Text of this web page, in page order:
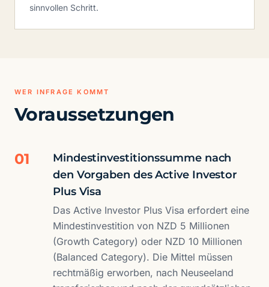
sinnvollen Schritt.
WER INFRAGE KOMMT
Voraussetzungen
01
Mindestinvestitionssumme nach
den Vorgaben des Active Investor
Plus Visa
Das Active Investor Plus Visa erfordert eine
Mindestinvestition von NZD 5 Millionen
(Growth Category) oder NZD 10 Millionen
(Balanced Category). Die Mittel müssen
rechtmäßig erworben, nach Neuseeland